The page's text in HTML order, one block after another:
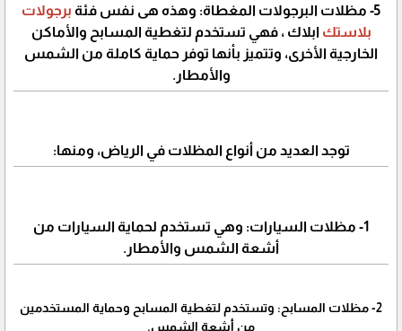
5- مظلات البرجولات المغطاة: وهذه هى نفس فئة
برجولات
بلاستك ابلاك ، فهي تستخدم لتغطية المسابح والأماكن
الخارجية الأخرى، وتتميز بأنها توفر حماية كاملة من الشمس
والأمطار.
توجد العديد من أنواع المظلات في الرياض، ومنها:
1- مظلات السيارات: وهي تستخدم لحماية السيارات من
أشعة الشمس والأمطار.
2- مظلات المسابح: وتستخدم لتغطية المسابح وحماية المستخدمين
من أشعة الشمس.